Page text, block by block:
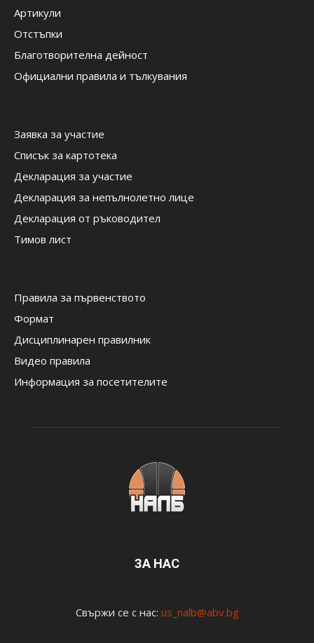
Артикули
Отстъпки
Благотворителна дейност
Официални правила и тълкувания
Заявка за участие
Списък за картотека
Декларация за участие
Декларация за непълнолетно лице
Декларация от ръководител
Тимов лист
Правила за първенството
Формат
Дисциплинарен правилник
Видео правила
Информация за посетителите
ЗА НАС
Свържи се с нас: us_nalb@abv.bg